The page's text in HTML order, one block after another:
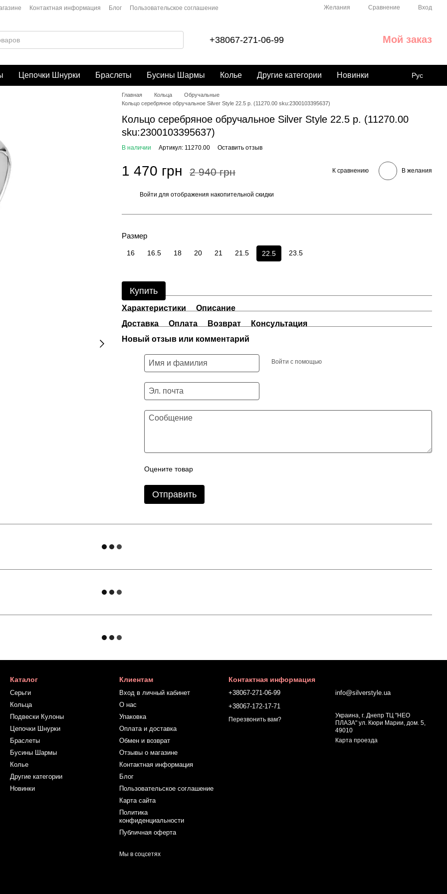
Контактная информация Блог Пользовательское соглашение Желания Сравнение Вход
+38067-271-06-99 Мой заказ
Цепочки Шнурки Браслеты Бусины Шармы Колье Другие категории Новинки Рус
Главная Кольца
Обручальные
Кольцо серебряное обручальное Silver Style 22.5 р. (11270.00 sku:2300103395637)
Кольцо серебряное обручальное Silver Style 22.5 р. (11270.00
sku:2300103395637)
В наличии Артикул: 11270.00 Оставить отзыв
1 470 грн 2 940 грн К сравнению В желания
Войти для отображения накопительной скидки
Размер
16 16.5 18 20 21 21.5 22.5 23.5
Купить
Характеристики
Описание
Доставка
Оплата Возврат
Консультация
Новый отзыв или комментарий
Войти с помощью
Оцените товар
Отправить
Каталог
Серьги
Кольца
Подвески Кулоны
Цепочки Шнурки
Браслеты
Бусины Шармы
Колье
Другие категории
Новинки
Клиентам
Вход в личный кабинет
О нас
Упаковка
Оплата и доставка
Обмен и возврат
Отзывы о магазине
Контактная информация
Блог
Пользовательское соглашение
Карта сайта
Политика
конфиденциальности
Публичная оферта
Мы в соцсетях
Контактная информация
+38067-271-06-99
+38067-172-17-71
Перезвонить вам?
info@silverstyle.ua
Украина, г. Днепр ТЦ "НЕО
ПЛАЗА" ул. Кюри Марии, дом. 5,
49010
Карта проезда